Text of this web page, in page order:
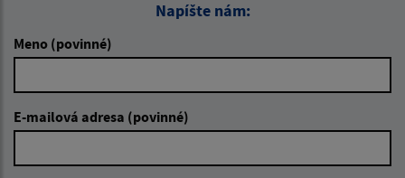
Napíšte nám:
Meno (povinné)
E-mailová adresa (povinné)